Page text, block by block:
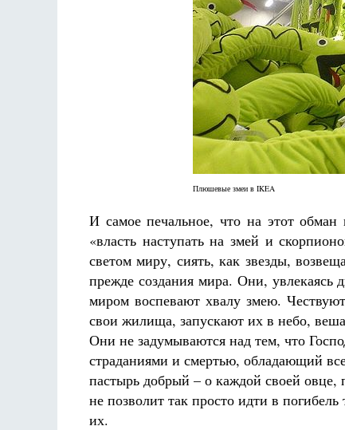
Плюшевые змеи в IKEA
И самое печальное, что на этот обман
«власть наступать на змей и
светом миру, сиять, как звезды,
прежде создания мира. Они, увлекаясь
миром воспевают хвалу змею.
свои жилища, запускают их в небо,
Они не задумываются над тем, что
страданиями и смертью, обладающий
пастырь добрый – о каждой своей
не позволит так просто идти в
их.